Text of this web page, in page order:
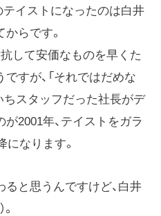
テイストになったのは白井
らです。
して安価なものを早くた
すが、「それではだめな
ちスタッフだった社長がデ
2001年、テイストをガラ
なります。
と思うんですけど、白井